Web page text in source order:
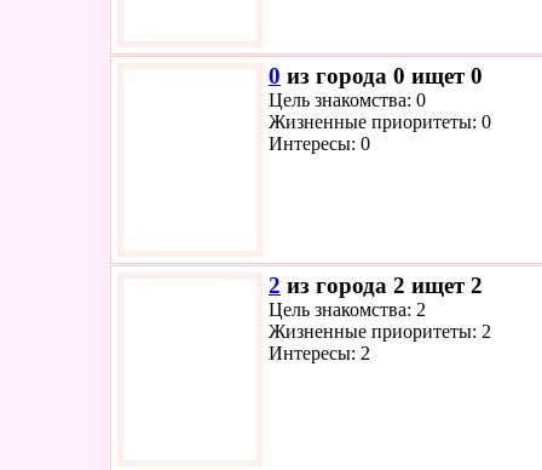
0 из города 0 ищет 0
Цель знакомства: 0
Жизненные приоритеты: 0
Интересы: 0
2 из города 2 ищет 2
Цель знакомства: 2
Жизненные приоритеты: 2
Интересы: 2